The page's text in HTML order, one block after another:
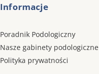
Informacje
Poradnik Podologiczny
Nasze gabinety podologiczne
Polityka prywatności